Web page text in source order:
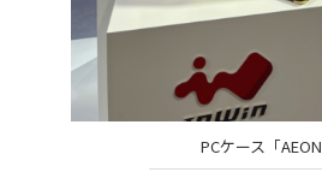
PCケース「AEON